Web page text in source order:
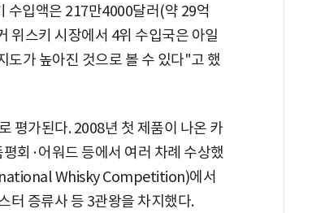
수입액은 217만4000달러(약 29억
위스키 시장에서 4위 수입국은 아일
가 높아진 것으로 볼 수 있다"고 했
평가된다. 2008년 첫 제품이 나온 카
회·어워드 등에서 여러 차례 수상했
Whisky Competition)에서
증류사 등 3관왕을 차지했다.